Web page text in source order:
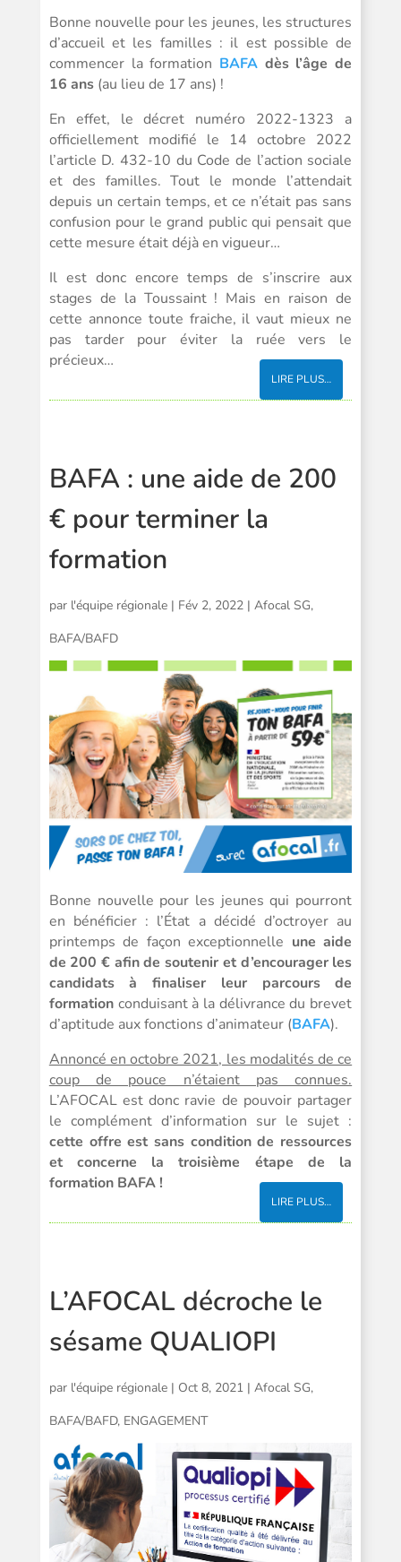
Bonne nouvelle pour les jeunes, les structures
d’accueil et les familles : il est possible de
commencer la formation BAFA dès l’âge de
16 ans(au lieu de 17 ans) !
En effet, le décret numéro 2022-1323 a
officiellement modifié le 14 octobre 2022
l’article D. 432-10 du Code de l’action sociale
et des familles. Tout le monde l’attendait
depuis un certain temps, et ce n’était pas sans
confusion pour le grand public qui pensait que
cette mesure était déjà en vigueur…
Il est donc encore temps de s’inscrire aux
stages de la Toussaint ! Mais en raison de
cette annonce toute fraiche, il vaut mieux ne
pas tarder pour éviter la ruée vers le
précieux…
LIRE PLUS…
BAFA : une aide de 200
€ pour terminer la
formation
par l'équipe régionale| Fév 2, 2022| Afocal SG,
BAFA/BAFD
Bonne nouvelle pour les jeunes qui pourront
en bénéficier : l’État a décidé d’octroyer au
printemps de façon exceptionnelle une aide
de 200 € afin de soutenir et d’encourager les
candidats à finaliser leur parcours de
formationconduisant à la délivrance du brevet
d’aptitude aux fonctions d’animateur (BAFA).
Annoncé en octobre 2021, les modalités de ce
coup de pouce n’étaient pas connues.
L’AFOCAL est donc ravie de pouvoir partager
le complément d’information sur le sujet :
cette offre est sans condition de ressources
et
concerne la troisième étape de la
formation BAFA !
LIRE PLUS…
L’AFOCAL décroche le
sésame QUALIOPI
par l'équipe régionale| Oct 8, 2021| Afocal SG,
BAFA/BAFD, ENGAGEMENT